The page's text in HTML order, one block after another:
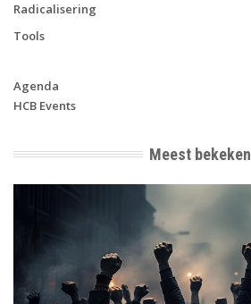
Radicalisering
Tools
Agenda
HCB Events
Meest bekeken